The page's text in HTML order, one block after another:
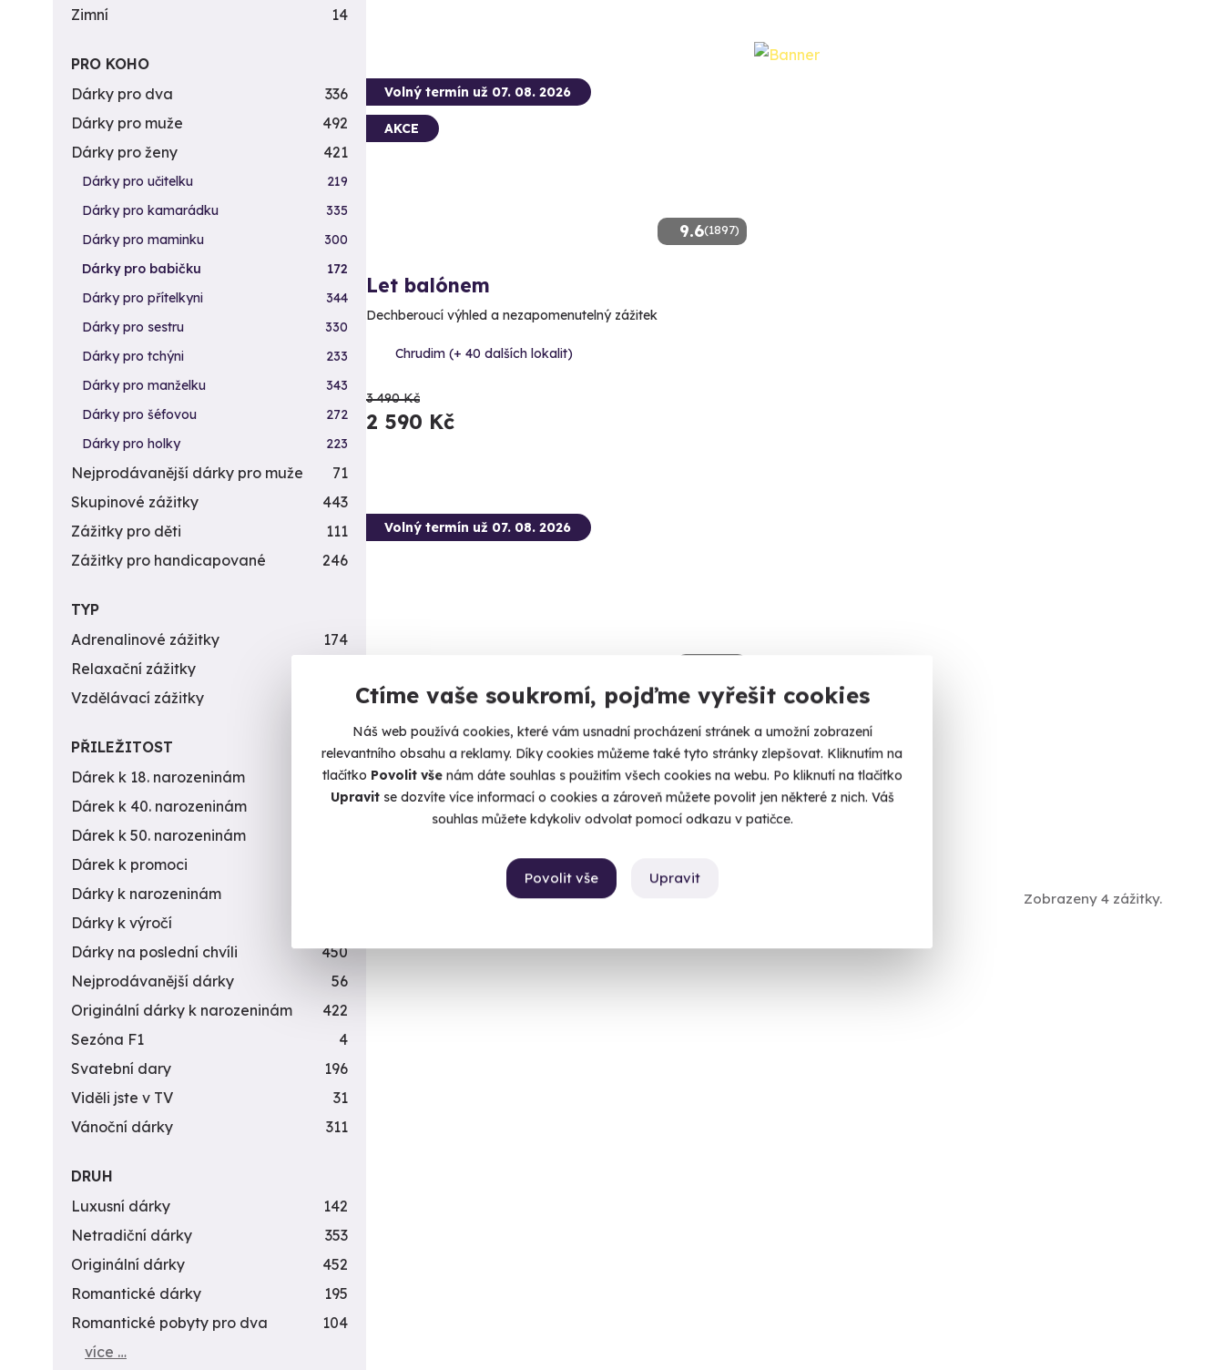
Ctíme vaše soukromí, pojďme vyřešit cookies
Náš web používá cookies, které vám usnadní procházení stránek a umožní zobrazení
relevantního obsahu a reklamy. Díky cookies můžeme také tyto stránky zlepšovat. Kliknutím na
tlačítko Povolit vše nám dáte souhlas s použitím všech cookies na webu. Po kliknutí na tlačítko
Upravitse dozvíte více informací o cookies a zároveň můžete povolit jen některé z nich. Váš
souhlas můžete kdykoliv odvolat pomocí odkazu v patičce.
Upravit
Povolit vše
9.6(1897)
Volný termín už 07. 08. 2026
AKCE
Let balónem
Dechberoucí výhled a nezapomenutelný zážitek
Chrudim (+ 40 dalších lokalit)
3 490 Kč
2 590 Kč
Volný termín už 07. 08. 2026
Rodinný let balónem
Vzhůru do oblak s celou rodinou.
Chrudim (+ 41 dalších lokalit)
Zobrazeny 4 zážitky.
Zimní
14
PRO KOHO
Dárky pro dva
336
Dárky pro muže
492
Dárky pro ženy
421
Dárky pro učitelku
219
Dárky pro kamarádku
335
Dárky pro maminku
300
Dárky pro babičku
172
Dárky pro přítelkyni
344
Dárky pro sestru
330
Dárky pro tchýni
233
Dárky pro manželku
343
Dárky pro šéfovou
272
Dárky pro holky
223
Nejprodávanější dárky pro muže
71
Skupinové zážitky
443
Zážitky pro děti
111
Zážitky pro handicapované
246
TYP
Adrenalinové zážitky
174
Relaxační zážitky
Vzdělávací zážitky
PŘILEŽITOST
Dárek k 18. narozeninám
256
Dárek k 40. narozeninám
453
Dárek k 50. narozeninám
Dárek k promoci
Dárky k narozeninám
Dárky k výročí
Dárky na poslední chvíli
450
Nejprodávanější dárky
56
Originální dárky k narozeninám
422
Sezóna F1
4
Svatební dary
196
Viděli jste v TV
31
Vánoční dárky
311
DRUH
Luxusní dárky
142
Netradiční dárky
353
Originální dárky
452
Romantické dárky
195
Romantické pobyty pro dva
104
více …